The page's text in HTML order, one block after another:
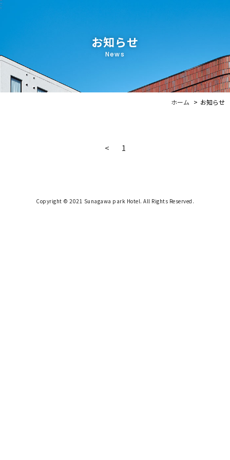
お知らせ
News
ホーム お知らせ
< 1
Copyright © 2021 Sunagawa park Hotel. All Rights Reserved.